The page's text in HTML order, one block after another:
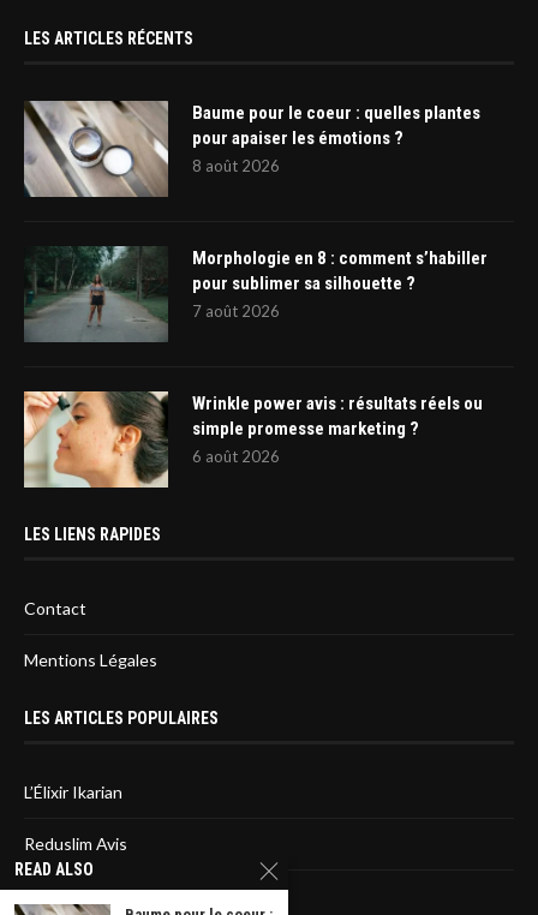
LES ARTICLES RÉCENTS
Baume pour le coeur : quelles plantes
pour apaiser les émotions ?
8 août 2026
Morphologie en 8 : comment s’habiller
pour sublimer sa silhouette ?
7 août 2026
Wrinkle power avis : résultats réels ou
simple promesse marketing ?
6 août 2026
LES LIENS RAPIDES
Contact
Mentions Légales
LES ARTICLES POPULAIRES
L’Élixir Ikarian
Reduslim Avis
Sirtfood diet : L’avis des médecins
READ ALSO